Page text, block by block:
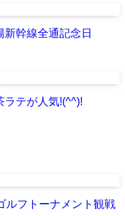
新幹線全通記念日
ラテが人気!(^^)!
ルフトーナメント観戦